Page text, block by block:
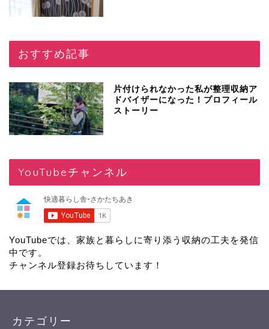
おすすめ記事
片付けられなかった私が整理収納ア
ドバイザーになった！プロフィール
ストーリー
YouTubeチャンネル
YouTubeでは、家族と暮らしに寄り添う収納の工夫を発信
中です。
チャンネル登録お待ちしています！
カテゴリー